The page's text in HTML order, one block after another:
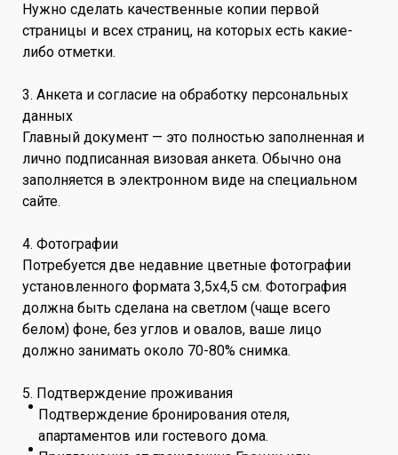
Нужно сделать качественные копии первой
страницы и всех страниц, на которых есть какие-
либо отметки.
3. Анкета и согласие на обработку персональных
данных
Главный документ — это полностью заполненная и
лично подписанная визовая анкета. Обычно она
заполняется в электронном виде на специальном
сайте.
4. Фотографии
Потребуется две недавние цветные фотографии
установленного формата 3,5х4,5 см. Фотография
должна быть сделана на светлом (чаще всего
белом) фоне, без углов и овалов, ваше лицо
должно занимать около 70-80% снимка.
5. Подтверждение проживания
Подтверждение бронирования отеля,
апартаментов или гостевого дома.